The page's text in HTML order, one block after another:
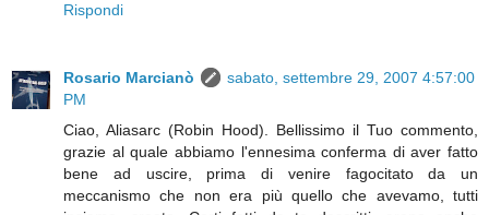
Rispondi
Rosario Marcianò
sabato, settembre 29, 2007 4:57:00
PM
Ciao, Aliasarc (Robin Hood). Bellissimo il Tuo commento,
grazie al quale abbiamo l'ennesima conferma di aver fatto
bene ad uscire, prima di venire fagocitato da un
meccanismo che non era più quello che avevamo, tutti